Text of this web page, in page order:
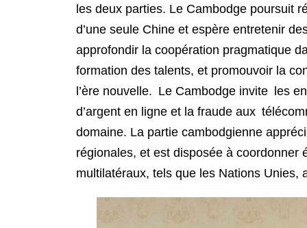
les deux parties. Le Cambodge poursuit
d’une seule Chine et espère entretenir
approfondir la coopération pragmatique
formation des talents, et promouvoir la
l’ère nouvelle. Le Cambodge invite les
d’argent en ligne et la fraude aux
domaine. La partie cambodgienne
régionales, et est disposée à coordonner
multilatéraux, tels que les Nations Unies,